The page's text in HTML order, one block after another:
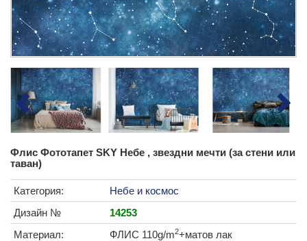
Флис Фототапет SKY Небе , звездни мечти (за стени или
таван)
Категория:
Небе и космос
Дизайн №
14253
Материал:
ФЛИС 110g/m2+матов лак